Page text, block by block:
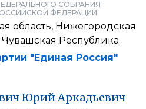
СОБРАНИЯ
ФЕДЕРАЦИИ
область, Нижегородская
Чувашская Республика
"Единая Россия"
Юрий Аркадьевич